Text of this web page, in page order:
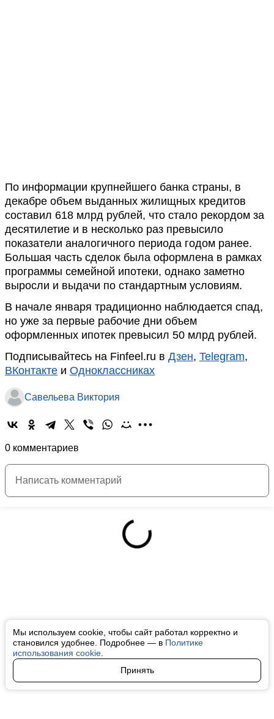
Мы используем cookie, чтобы сайт работал корректно и
становился удобнее. Подробнее — в Политике
использования cookie
Принять
По информации крупнейшего банка страны, в
декабре объем выданных жилищных кредитов
составил 618 млрд рублей, что стало рекордом за
десятилетие и в несколько раз превысило
показатели аналогичного периода годом ранее.
Большая часть сделок была оформлена в рамках
программы семейной ипотеки, однако заметно
выросли и выдачи по стандартным условиям.
В начале января традиционно наблюдается спад,
но уже за первые рабочие дни объем
оформленных ипотек превысил 50 млрд рублей.
Подписывайтесь на Finfeel.ru в Дзен, Telegram,
ВКонтакте и Одноклассниках
Савельева Виктория
0 комментариев